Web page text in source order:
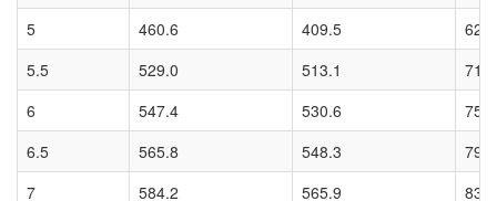
5
460.6 409.5
5.5
529.0 513.1
6
547.4 530.6
6.5
565.8 548.3
7
584.2 565.9